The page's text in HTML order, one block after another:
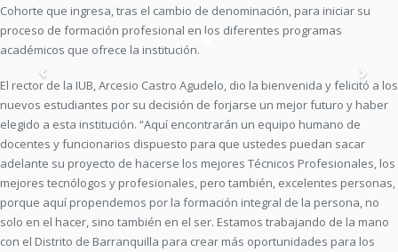
Cohorte que ingresa, tras el cambio de denominación, para iniciar su
proceso de formación profesional en los diferentes programas
académicos que ofrece la institución.
Previous
El rector de la IUB, Arcesio Castro Agudelo, dio la bienvenida y felicitó a los
nuevos estudiantes por su decisión de forjarse un mejor futuro y haber
elegido a esta institución. “Aquí encontrarán un equipo humano de
docentes y funcionarios dispuesto para que ustedes puedan sacar
adelante su proyecto de hacerse los mejores Técnicos Profesionales, los
mejores tecnólogos y profesionales, pero también, excelentes personas,
porque aquí propendemos por la formación integral de la persona, no
solo en el hacer, sino también en el ser. Estamos trabajando de la mano
con el Distrito de Barranquilla para crear más oportunidades para los